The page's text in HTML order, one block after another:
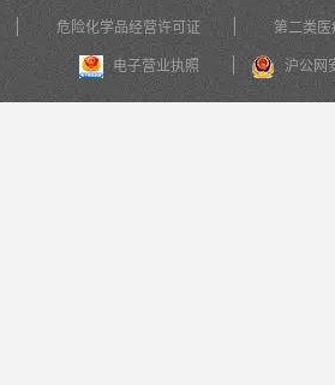
危险化学品经营许可证 第二类医
电子营业执照 沪公网